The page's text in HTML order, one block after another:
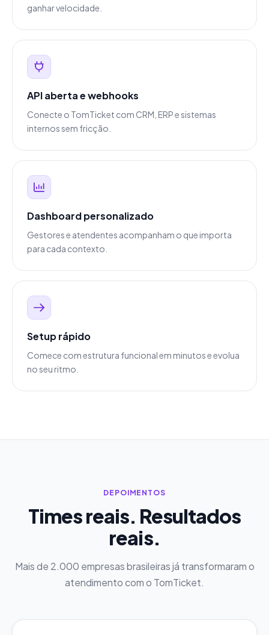
ganhar velocidade.
API aberta e webhooks
Conecte o TomTicket com CRM, ERP e sistemas
internos sem fricção.
Dashboard personalizado
Gestores e atendentes acompanham o que importa
para cada contexto.
Setup rápido
Comece com estrutura funcional em minutos e evolua
no seu ritmo.
DEPOIMENTOS
Times reais. Resultados
reais.
Mais de 2.000 empresas brasileiras já transformaram o
atendimento com o TomTicket.